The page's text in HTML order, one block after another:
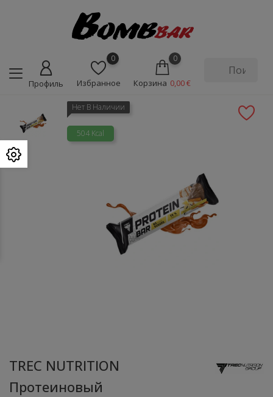
Профиль
0
Избранное
0
Корзина 0,00 €
Нет В Наличии
504 Kcal
TREC NUTRITION
Протеиновый